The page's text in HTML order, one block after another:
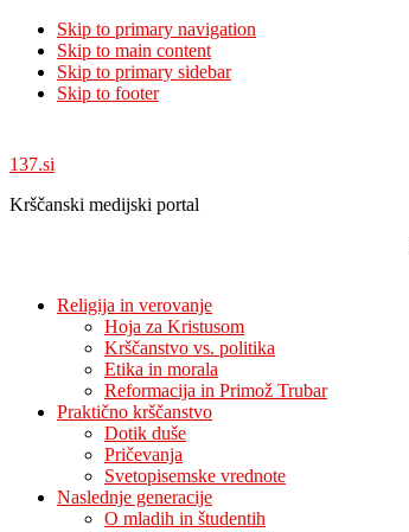
Skip to primary navigation
Skip to main content
Skip to primary sidebar
Skip to footer
137.si
Krščanski medijski portal
Religija in verovanje
Hoja za Kristusom
Krščanstvo vs. politika
Etika in morala
Reformacija in Primož Trubar
Praktično krščanstvo
Dotik duše
Pričevanja
Svetopisemske vrednote
Naslednje generacije
O mladih in študentih